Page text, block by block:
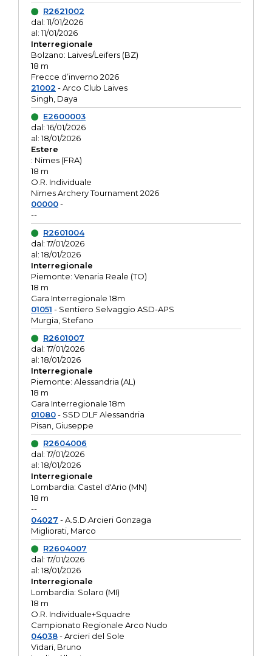
R2621002
dal: 11/01/2026
al: 11/01/2026
Interregionale
Bolzano: Laives/Leifers (BZ)
18 m
Frecce d’inverno 2026
21002 - Arco Club Laives
Singh, Daya
E2600003
dal: 16/01/2026
al: 18/01/2026
Estere
: Nimes (FRA)
18 m
O.R. Individuale
Nimes Archery Tournament 2026
00000-
--
R2601004
dal: 17/01/2026
al: 18/01/2026
Interregionale
Piemonte: Venaria Reale (TO)
18 m
Gara Interregionale 18m
01051 - Sentiero Selvaggio ASD-APS
Murgia, Stefano
R2601007
dal: 17/01/2026
al: 18/01/2026
Interregionale
Piemonte: Alessandria (AL)
18 m
Gara Interregionale 18m
01080- SSD DLF Alessandria
Pisan, Giuseppe
R2604006
dal: 17/01/2026
al: 18/01/2026
Interregionale
Lombardia: Castel d'Ario (MN)
18 m
--
04027 - A.S.D.Arcieri Gonzaga
Migliorati, Marco
R2604007
dal: 17/01/2026
al: 18/01/2026
Interregionale
Lombardia: Solaro (MI)
18 m
O.R. Individuale+Squadre
Campionato Regionale Arco Nudo
04038- Arcieri del Sole
Vidari, Bruno